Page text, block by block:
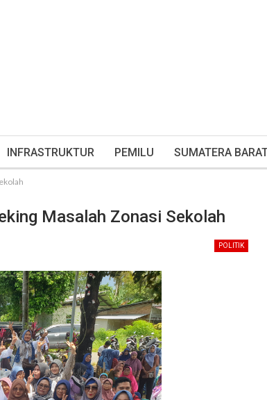
INFRASTRUKTUR PEMILU SUMATERA
Masalah Zonasi Sekolah
POLITIK